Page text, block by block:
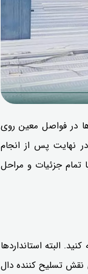
در فواصل معین روی
نهایت پس از انجام
تمام جزئیات و مراحل
البته استانداردها
نقش تسلیح کننده دال